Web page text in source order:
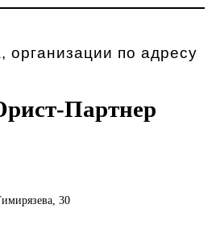
организации по адресу
Партнер
30